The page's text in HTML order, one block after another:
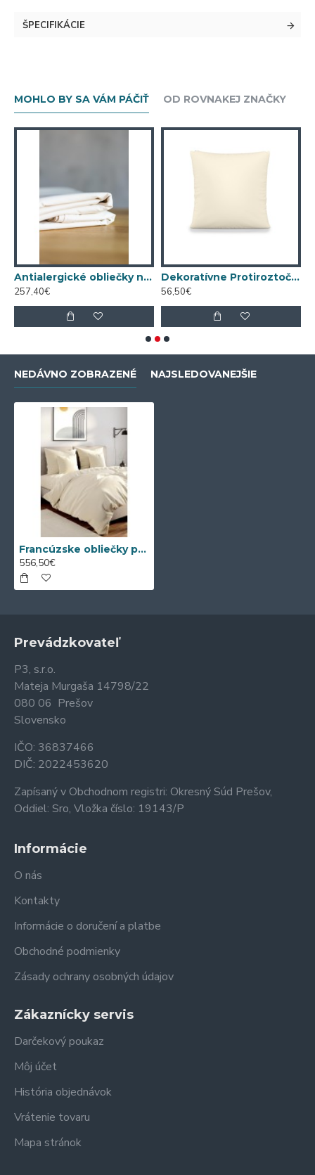
ŠPECIFIKÁCIE
MOHLO BY SA VÁM PÁČIŤ OD ROVNAKEJ ZNAČKY
Antialergické obliečky na prikrývku 140x200 Nanobavlna® – režná biobavlna
257,40€
Dekoratívne Protiroztočové vankúš nanoSPACE Nanobavlna®
56,50€
NEDÁVNO ZOBRAZENÉ NAJSLEDOVANEJŠIE
Francúzske obliečky pre alergikov s nanovláknom Nanobavlna® – režná biobavlna 1+2 (200x200 / 240x200)
556,50€
Prevádzkovateľ
P3, s.r.o.
Mateja Murgaša 14798/22
080 06 Prešov
Slovensko
IČO: 36837466
DIČ: 2022453620
Zapísaný v Obchodnom registri: Okresný Súd Prešov,
Oddiel: Sro, Vložka číslo: 19143/P
Informácie
O nás
Kontakty
Informácie o doručení a platbe
Obchodné podmienky
Zásady ochrany osobných údajov
Zákaznícky servis
Darčekový poukaz
Môj účet
História objednávok
Vrátenie tovaru
Mapa stránok